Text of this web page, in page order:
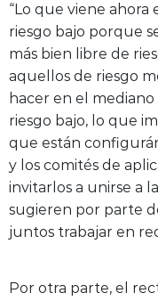
“Lo que viene
riesgo bajo porque
más bien libre de
aquellos de riesgo
hacer en el
riesgo bajo, lo que
que están
y los comités de
invitarlos a unirse a
sugieren por parte
juntos trabajar en
Por otra parte, el